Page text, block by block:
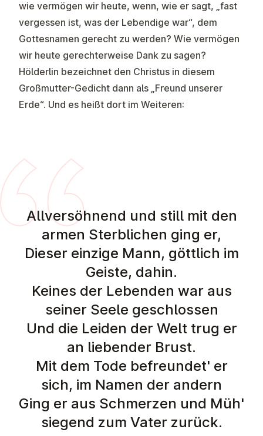
wie vermögen wir heute, wenn, wie er sagt, „fast
vergessen ist, was der Lebendige war“, dem
Gottesnamen gerecht zu werden? Wie vermögen
wir heute gerechterweise Dank zu sagen?
Hölderlin bezeichnet den Christus in diesem
Großmutter-Gedicht dann als „Freund unserer
Erde“. Und es heißt dort im Weiteren:
Allversöhnend und still mit den
armen Sterblichen ging er,
Dieser einzige Mann, göttlich im
Geiste, dahin.
Keines der Lebenden war aus
seiner Seele geschlossen
Und die Leiden der Welt trug er
an liebender Brust.
Mit dem Tode befreundet' er
sich, im Namen der andern
Ging er aus Schmerzen und Müh'
siegend zum Vater zurück.